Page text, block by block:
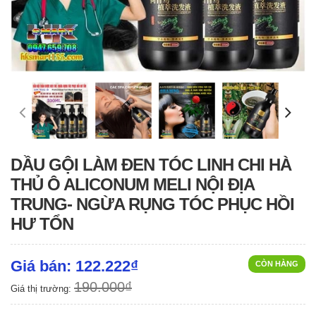
DẦU GỘI LÀM ĐEN TÓC LINH CHI HÀ
THỦ Ô ALICONUM MELI NỘI ĐỊA
TRUNG- NGỪA RỤNG TÓC PHỤC HỒI
HƯ TỔN
CÒN HÀNG
Giá bán: 122.222₫
Giá thị trường: 190.000₫